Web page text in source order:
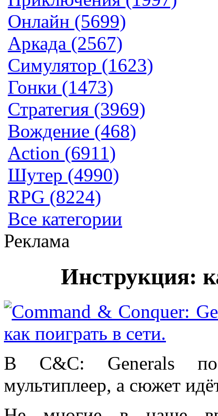
Онлайн (5699)
Аркада (2567)
Симулятор (1623)
Гонки (1473)
Стратегия (3969)
Вождение (468)
Action (6911)
Шутер (4990)
RPG (8224)
Все категории
Реклама
Инструкция:
В C&C: Generals по
мультиплеер, а сюжет